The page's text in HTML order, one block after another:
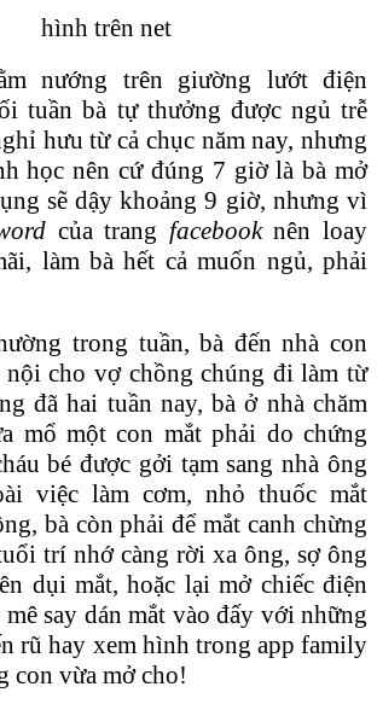
hình trên net
nướng trên giường lướt điện
tuần bà tự thưởng được ngủ trễ
hưu từ cả chục năm nay, nhưng
học nên cứ đúng 7 giờ là bà mở
sẽ dậy khoảng 9 giờ, nhưng vì
của trang facebooknên loay
làm bà hết cả muốn ngủ, phải
trong tuần, bà đến nhà con
nội cho vợ chồng chúng đi làm từ
đã hai tuần nay, bà ở nhà chăm
mổ một con mắt phải do chứng
bé được gởi tạm sang nhà ông
việc làm cơm, nhỏ thuốc mắt
bà còn phải để mắt canh chừng
trí nhớ càng rời xa ông, sợ ông
dụi mắt, hoặc lại mở chiếc điện
say dán mắt vào đấy với những
rũ hay xem hình trong app family
con vừa mở cho!